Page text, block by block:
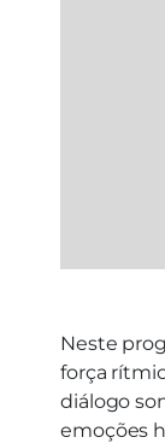
Neste
força
diálogo
emoções